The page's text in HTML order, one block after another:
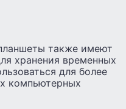
также имеют
хранения временных
для более
компьютерных